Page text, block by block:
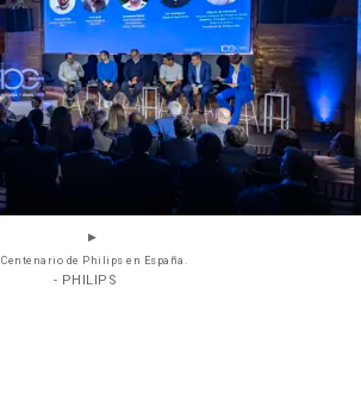
Centenario de Philips en España.
- PHILIPS